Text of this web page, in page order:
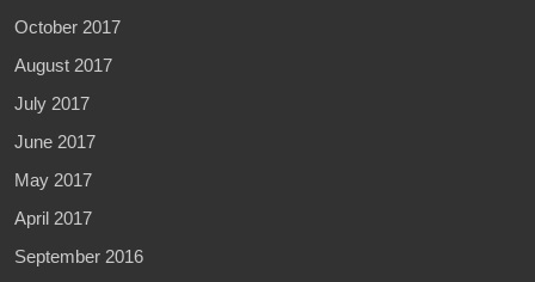
October 2017
August 2017
July 2017
June 2017
May 2017
April 2017
September 2016